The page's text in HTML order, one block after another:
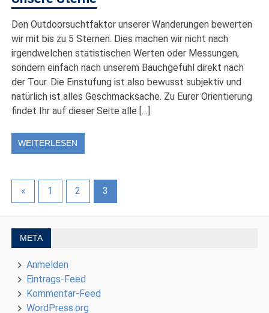
Den Outdoorsuchtfaktor unserer Wanderungen bewerten
wir mit bis zu 5 Sternen. Dies machen wir nicht nach
irgendwelchen statistischen Werten oder Messungen,
sondern einfach nach unserem Bauchgefühl direkt nach
der Tour. Die Einstufung ist also bewusst subjektiv und
natürlich ist alles Geschmacksache. Zu Eurer Orientierung
findet Ihr auf dieser Seite alle […]
WEITERLESEN
« 1 2 3
META
Anmelden
Eintrags-Feed
Kommentar-Feed
WordPress.org